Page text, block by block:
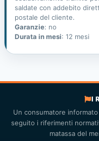
saldate con addebito
postale del cliente.
Garanzie: no
Durata in mesi: 12 mesi
I
Un consumatore
seguito i riferimenti
matassa del